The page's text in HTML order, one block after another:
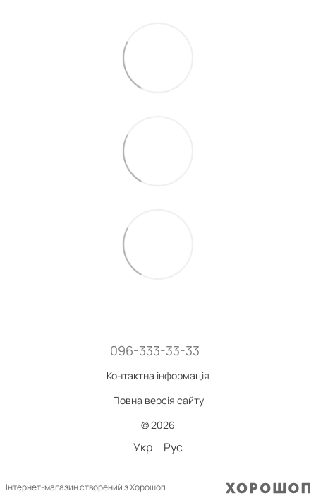
096-333-33-33
Контактна інформація
Повна версія сайту
© 2026
Укр Рус
Інтернет-магазин створений з Хорошоп